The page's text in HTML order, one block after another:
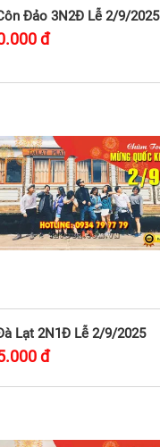
Đảo 3N2Đ Lễ 2/9/2025
đ
Lạt 2N1Đ Lễ 2/9/2025
đ